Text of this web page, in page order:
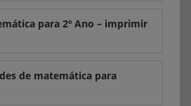
para 2º Ano – imprimir
de matemática para